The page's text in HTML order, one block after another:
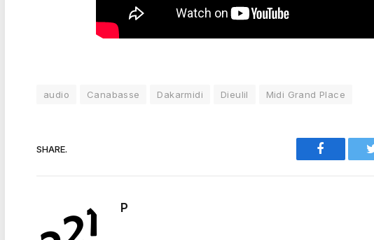
audio Canabasse Dakarmidi Dieulil Midi Grand Place
SHARE. Facebook
P